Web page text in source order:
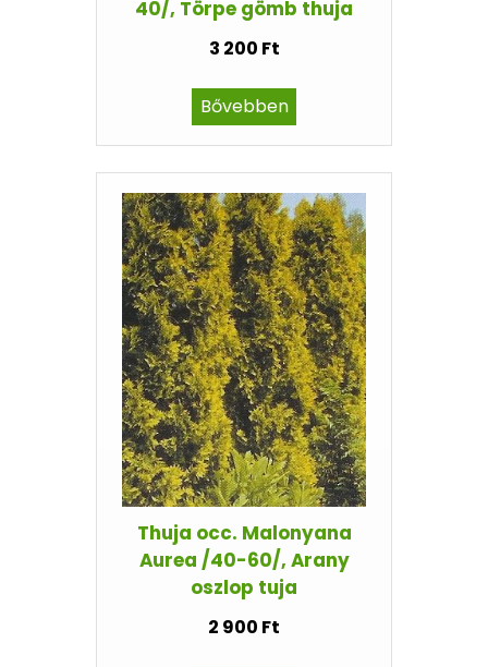
40/, Törpe gömb thuja
3 200 Ft
Bővebben
Thuja occ. Malonyana
Aurea /40-60/, Arany
oszlop tuja
2 900 Ft